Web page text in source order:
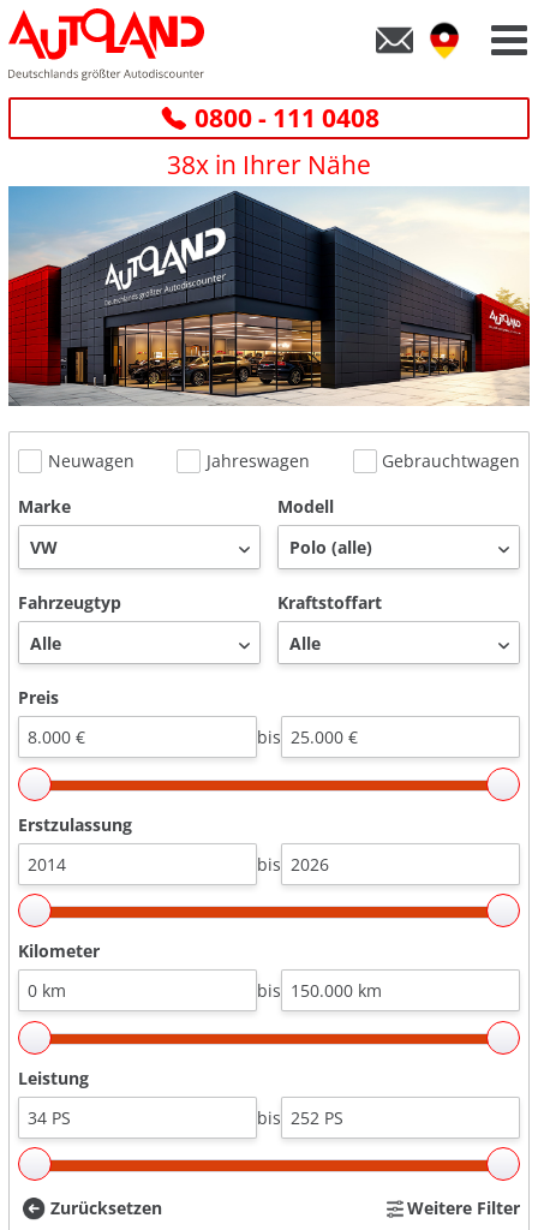
0800 - 111 0408
38x in Ihrer Nähe
Neuwagen Jahreswagen
Gebrauchtwagen
Marke
Modell
Fahrzeugtyp Kraftstoffart
Preis
bis
Erstzulassung
bis
Kilometer
bis
Leistung
bis
Zurücksetzen Weitere Filter